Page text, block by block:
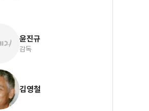
윤진규
감독
김영철